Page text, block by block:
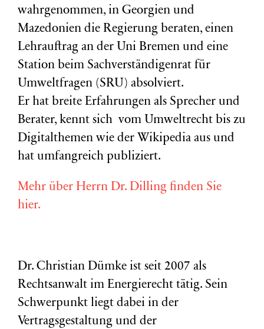
wahrgenommen, in Georgien und
Mazedonien die Regierung beraten, einen
Lehrauftrag an der Uni Bremen und eine
Station beim Sachverständigenrat für
Umweltfragen (SRU) absolviert.
Er hat breite Erfahrungen als Sprecher und
Berater, kennt sich vom Umweltrecht bis zu
Digitalthemen wie der Wikipedia aus und
hat umfangreich publiziert.
Mehr über Herrn Dr. Dilling finden Sie
hier.
Dr. Christian Dümke ist seit 2007 als
Rechtsanwalt im Energierecht tätig. Sein
Schwerpunkt liegt dabei in der
Vertragsgestaltung und der